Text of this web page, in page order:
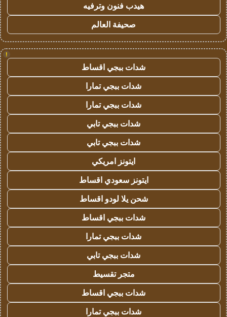
هيدب فنون وترفيه
صحيفة العالم
!
شدات ببجي اقساط
شدات ببجي تمارا
شدات ببجي تمارا
شدات ببجي تابي
شدات ببجي تابي
ايتونز امريكي
ايتونز سعودي اقساط
شحن يلا لودو اقساط
شدات ببجي اقساط
شدات ببجي تمارا
شدات ببجي تابي
متجر تقسيط
شدات ببجي اقساط
شدات ببجي تمارا